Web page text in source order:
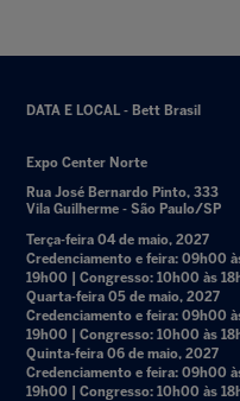
DATA E LOCAL - Bett Brasil
Expo Center Norte
Rua José Bernardo Pinto, 333
Vila Guilherme - São Paulo/SP
Terça-feira 04 de maio, 2027
Credenciamento e feira: 09h00
19h00 | Congresso: 10h00 às
Quarta-feira 05 de maio, 2027
Credenciamento e feira: 09h00
19h00 | Congresso: 10h00 às
Quinta-feira 06 de maio, 2027
Credenciamento e feira: 09h00
19h00 | Congresso: 10h00 às